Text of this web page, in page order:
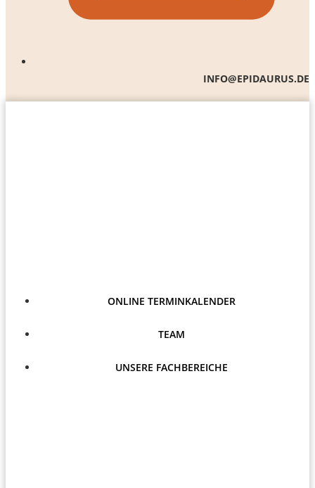
INFO@EPIDAURUS.DE
ONLINE TERMINKALENDER
TEAM
UNSERE FACHBEREICHE